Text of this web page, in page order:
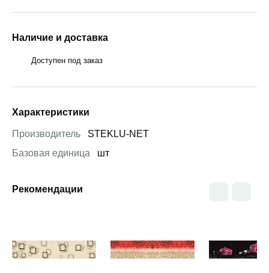
Наличие и доставка
Доступен под заказ
Характеристики
Производитель
STEKLU-NET
Базовая единица
шт
Рекомендации